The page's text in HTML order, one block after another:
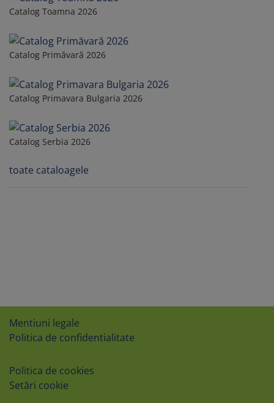
Catalog Toamna 2026
Catalog Primăvară 2026
Catalog Primavara Bulgaria 2026
Catalog Serbia 2026
toate cataloagele
Mentiuni legale
Politica de confidentialitate
Politica de cookies
Setări cookie